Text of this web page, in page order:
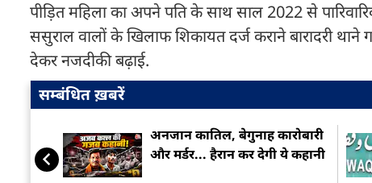
पीड़ित महिला का अपने पति के साथ साल 2022 से
ससुराल वालों के खिलाफ शिकायत दर्ज कराने बारादरी
देकर नजदीकी बढ़ाई.
सम्बंधित ख़बरें
अनजान कातिल, बेगुनाह कारोबारी
और मर्डर... हैरान कर देगी ये कहानी